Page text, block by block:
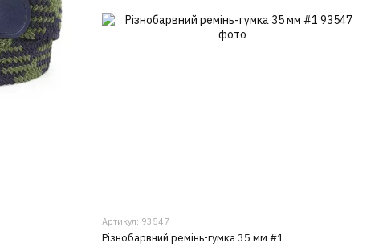
Артикул: 93547
Різнобарвний ремінь-гумка 35 мм #1